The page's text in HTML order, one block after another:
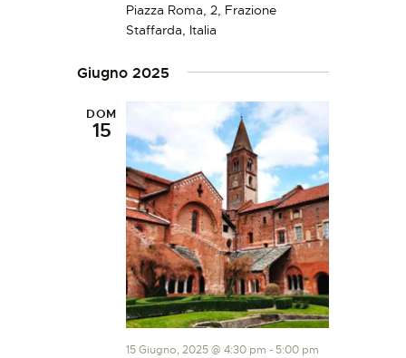
Piazza Roma, 2, Frazione
Staffarda, Italia
Giugno 2025
DOM
15
15 Giugno, 2025 @ 4:30 pm - 5:00 pm